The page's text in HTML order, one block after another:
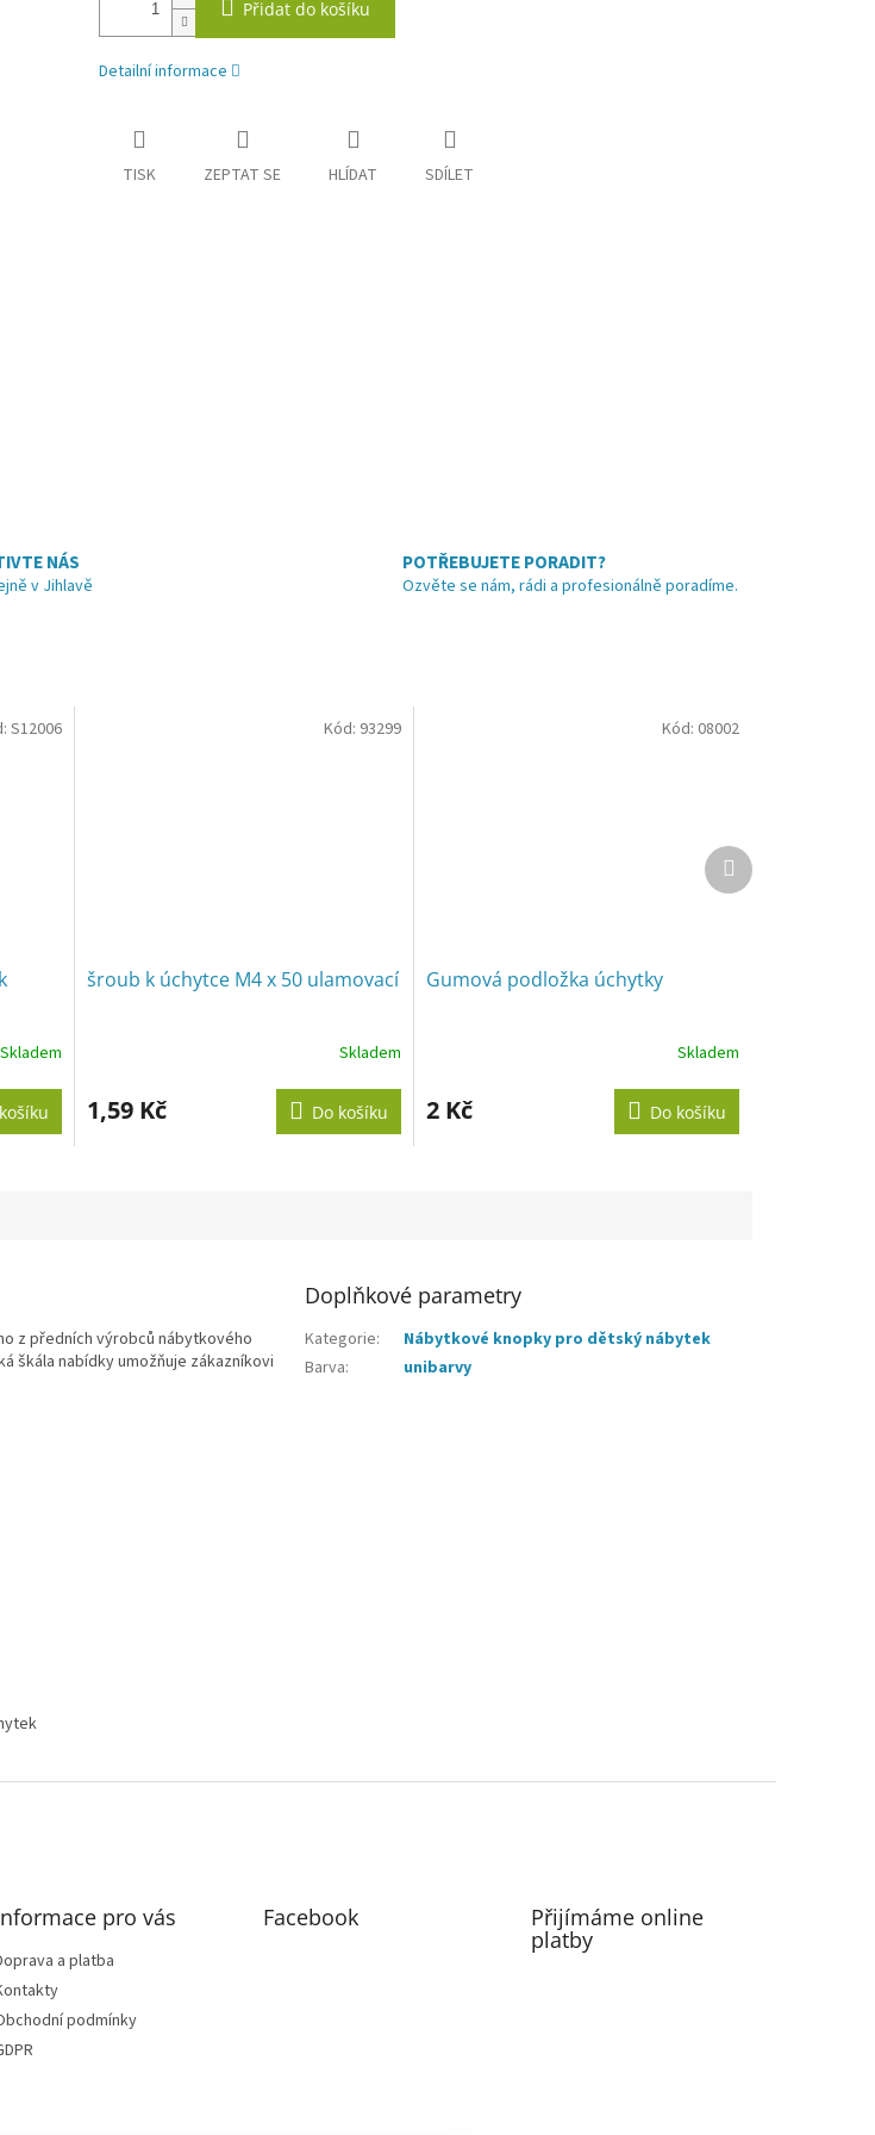
Přidat do košíku
Detailní informace
TISK ZEPTAT SE HLÍDAT SDÍLET
NÁS
v Jihlavě
POTŘEBUJETE PORADIT?
Ozvěte se nám, rádi a profesionálně poradíme.
Skladem
S12006
šroub k úchytce M4 x 50 ulamovací
Skladem
1,59 Kč Do košíku
Kód: 93299
Gumová podložka úchytky
produktu
je
Skladem
2 Kč Do košíku
Kód: 08002
Další
produkt
z předních výrobců nábytkového
škála nabídky umožňuje zákazníkovi
Doplňkové parametry
Kategorie:
Nábytkové knopky pro dětský nábytek
Barva: unibarvy
pro vás
a platba
podmínky
Facebook Přijímáme online
platby